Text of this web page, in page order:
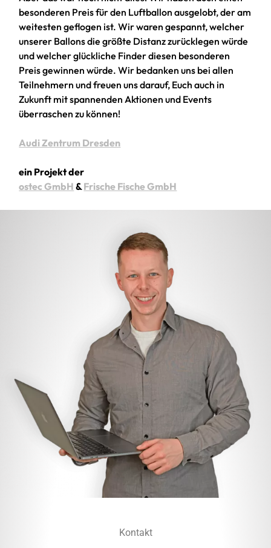
besonderen Preis für den Luftballon ausgelobt, der am
weitesten geflogen ist. Wir waren gespannt, welcher
unserer Ballons die größte Distanz zurücklegen würde
und welcher glückliche Finder diesen besonderen
Preis gewinnen würde. Wir bedanken uns bei allen
Teilnehmern und freuen uns darauf, Euch auch in
Zukunft mit spannenden Aktionen und Events
überraschen zu können!
Audi Zentrum Dresden
ein Projekt der
ostec GmbH &Frische Fische GmbH
Kontakt